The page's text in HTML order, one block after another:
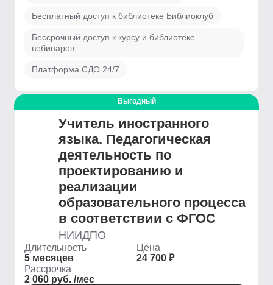
Бесплатный доступ к библиотеке Библиоклуб
Бессрочный доступ к курсу и библиотеке
вебинаров
Платформа СДО 24/7
Выгодный
Учитель иностранного
языка. Педагогическая
деятельность по
проектированию и
реализации
образовательного процесса
в соответствии с ФГОС
НИИДПО
Длительность
5 месяцев
Цена
24 700 ₽
Рассрочка
2 060 руб. /мес